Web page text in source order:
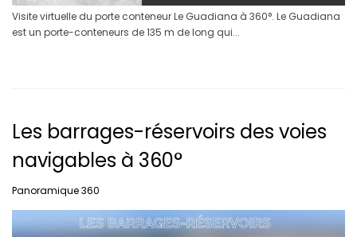
Visite virtuelle du porte conteneur Le Guadiana à 360°. Le Guadiana
est un porte-conteneurs de 135 m de long qui...
Les barrages-réservoirs des voies
navigables à 360°
Panoramique 360